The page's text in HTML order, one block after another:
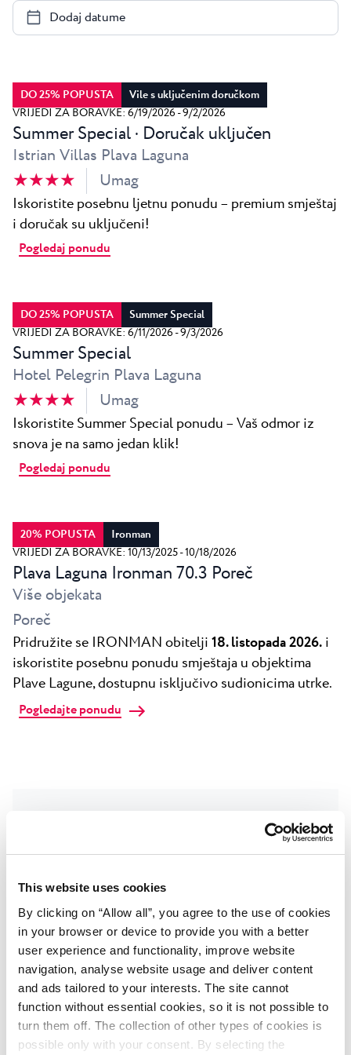
This website uses cookies
By clicking on “Allow all”, you agree to the use of cookies
in your browser or device to provide you with a better
user experience and functionality, improve website
navigation, analyse website usage and deliver content
and ads tailored to your interests. The site cannot
function without essential cookies, so it is not possible to
turn them off. The collection of other types of cookies is
possible only with your consent. By selecting the
Plaže
Aktivni odmor
Marine
Gastronomija
Pepi Club
Istražite sve
Novosti
Dodaj datume
DO 25% POPUSTA
Vile s uključenim doručkom
VRIJEDI ZA BORAVKE: 6/19/2026 - 9/2/2026
Summer Special · Doručak uključen
Istrian Villas Plava Laguna
★ ★ ★ ★ Umag
Iskoristite posebnu ljetnu ponudu – premium smještaj
i doručak su uključeni!
Pogledaj ponudu
DO 25% POPUSTA
Summer Special
VRIJEDI ZA BORAVKE: 6/11/2026 - 9/3/2026
Summer Special
Hotel Pelegrin Plava Laguna
★ ★ ★ ★ Umag
Iskoristite Summer Special ponudu – Vaš odmor iz
snova je na samo jedan klik!
Pogledaj ponudu
20% POPUSTA
Ironman
VRIJEDI ZA BORAVKE: 10/13/2025 - 10/18/2026
Plava Laguna Ironman 70.3 Poreč
Više objekata
Poreč
Pridružite se IRONMAN obitelji18. listopada 2026.i
iskoristite posebnu ponudu smještaja u objektima
Plave Lagune, dostupnu isključivo sudionicima utrke.
Pogledajte ponudu
Primajte obavijesti o posebnim ponudama,
na naš newsletter.
Ime *
Prezime